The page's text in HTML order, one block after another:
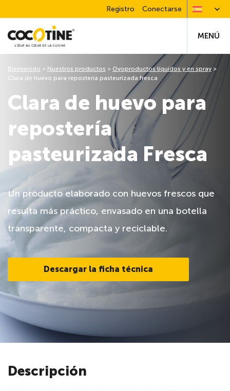
Registro Conectarse
MENÚ
Clara de huevo para
repostería
pasteurizada Fresca
Un producto elaborado con huevos frescos que
resulta más práctico, envasado en una botella
transparente, compacta y reciclable.
Descargar la ficha técnica
Bienvenido > Nuestros productos > Ovoproductos líquidos y en spray >
Clara de huevo para repostería pasteurizada fresca
Descripción